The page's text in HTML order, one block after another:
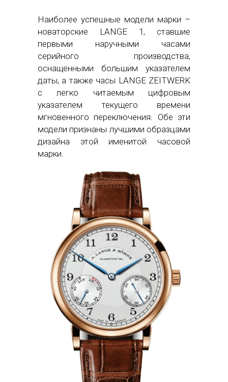
Наиболее успешные модели марки –
новаторские LANGE 1, ставшие
первыми наручными часами
серийного производства,
оснащенными большим указателем
даты, а также часы LANGE ZEITWERK
с легко читаемым цифровым
указателем текущего времени
мгновенного переключения. Обе эти
модели признаны лучшими образцами
дизайна этой именитой часовой
марки.